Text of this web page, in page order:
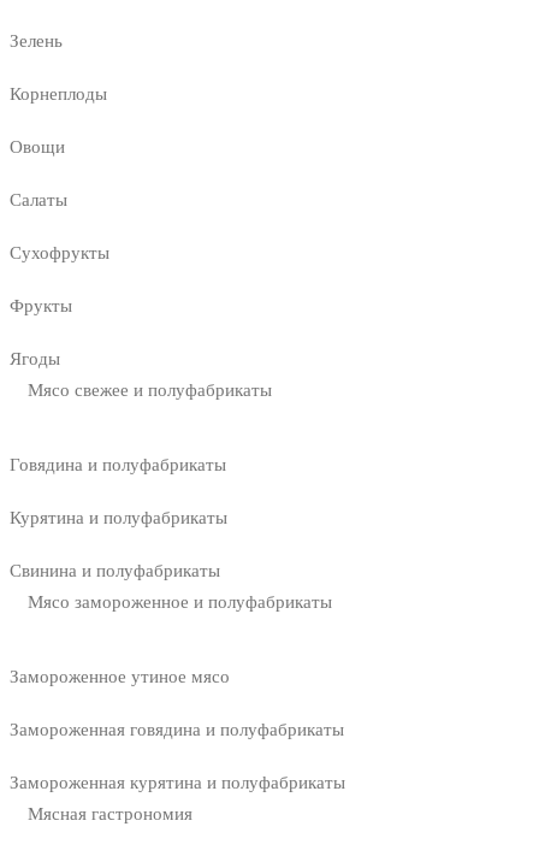
Зелень
Корнеплоды
Овощи
Салаты
Сухофрукты
Фрукты
Ягоды
Мясо свежее и полуфабрикаты
Говядина и полуфабрикаты
Курятина и полуфабрикаты
Свинина и полуфабрикаты
Мясо замороженное и полуфабрикаты
Замороженное утиное мясо
Замороженная говядина и полуфабрикаты
Замороженная курятина и полуфабрикаты
Мясная гастрономия